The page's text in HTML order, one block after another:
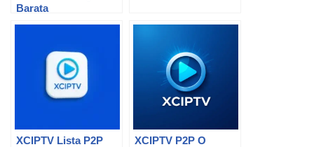
Barata
XCIPTV Lista P2P
XCIPTV P2P O